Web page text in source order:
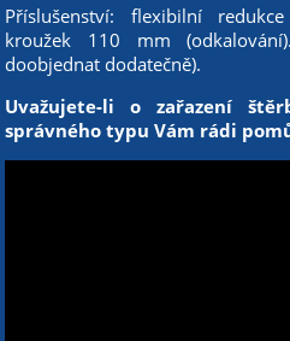
Příslušenství: flexibilní
kroužek 110 mm
doobjednat dodatečně).
Uvažujete-li o zařazení
správného typu Vám rádi